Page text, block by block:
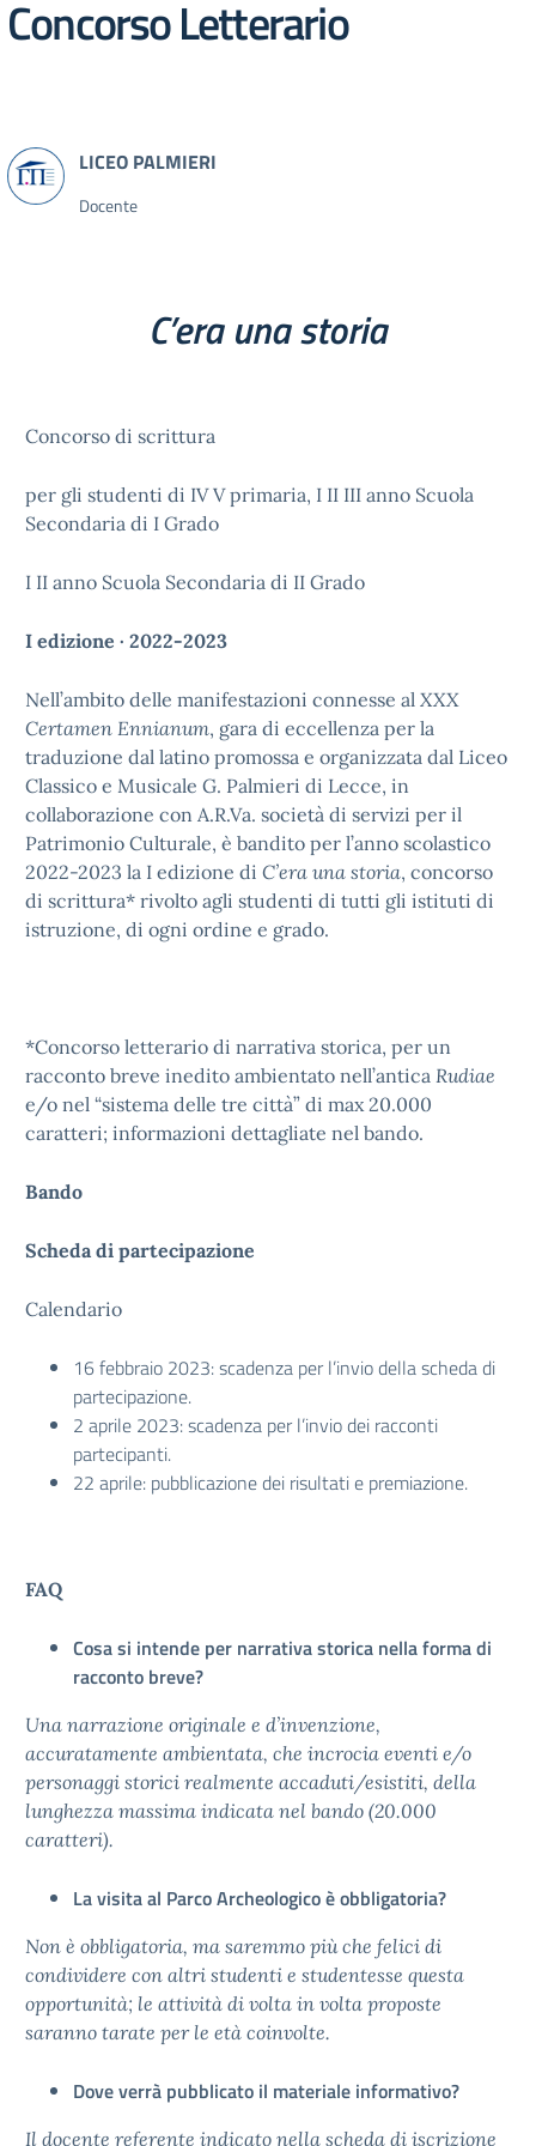
Concorso Letterario
Docente
C’era una storia
Concorso di scrittura
per gli studenti di IV V primaria, I II III anno Scuola
Secondaria di I Grado
I II anno Scuola Secondaria di II Grado
I edizione · 2022-2023
Nell’ambito delle manifestazioni connesse al XXX
Certamen Ennianum, gara di eccellenza per la
traduzione dal latino promossa e organizzata dal Liceo
Classico e Musicale G. Palmieri di Lecce, in
collaborazione con A.R.Va. società di servizi per il
Patrimonio Culturale, è bandito per l’anno scolastico
2022-2023 la I edizione di C’era una storia, concorso
di scrittura* rivolto agli studenti di tutti gli istituti di
istruzione, di ogni ordine e grado.
*Concorso letterario di narrativa storica, per un
racconto breve inedito ambientato nell’antica Rudiae
e/o nel “sistema delle tre città” di max 20.000
caratteri; informazioni dettagliate nel bando.
Bando
Scheda di partecipazione
Calendario
16 febbraio 2023: scadenza per l’invio della scheda di
partecipazione.
2 aprile 2023: scadenza per l’invio dei racconti
partecipanti.
22 aprile: pubblicazione dei risultati e premiazione.
FAQ
Cosa si intende per narrativa storica nella forma di
racconto breve?
Una narrazione originale e d’invenzione,
accuratamente ambientata, che incrocia eventi e/o
personaggi storici realmente accaduti/esistiti, della
lunghezza massima indicata nel bando (20.000
caratteri).
La visita al Parco Archeologico è obbligatoria?
Non è obbligatoria, ma saremmo più che felici di
condividere con altri studenti e studentesse questa
opportunità; le attività di volta in volta proposte
saranno tarate per le età coinvolte.
Dove verrà pubblicato il materiale informativo?
Il docente referente indicato nella scheda di iscrizione